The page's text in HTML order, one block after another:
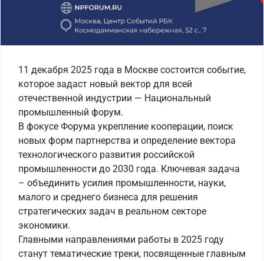
11 декабря 2025 года в Москве состоится событие,
которое задаст новый вектор для всей
отечественной индустрии — Национальный
промышленный форум.
В фокусе Форума укрепление кооперации, поиск
новых форм партнерства и определение вектора
технологического развития российской
промышленности до 2030 года. Ключевая задача
– объединить усилия промышленности, науки,
малого и среднего бизнеса для решения
стратегических задач в реальном секторе
экономики.
Главными направлениями работы в 2025 году
станут тематические треки, посвященные главным